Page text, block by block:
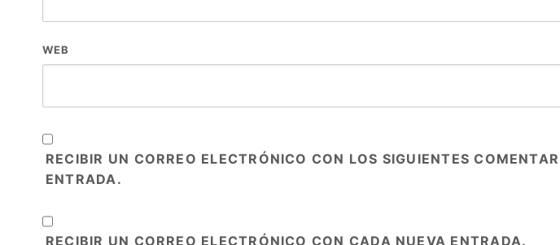
WEB
RECIBIR UN CORREO ELECTRÓNICO CON LOS SIGUIENTES
ENTRADA.
RECIBIR UN CORREO ELECTRÓNICO CON CADA NUEVA ENTRADA.